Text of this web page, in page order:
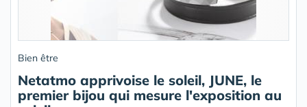
Bien être
Netatmo apprivoise le soleil, JUNE, le
premier bijou qui mesure l'exposition au